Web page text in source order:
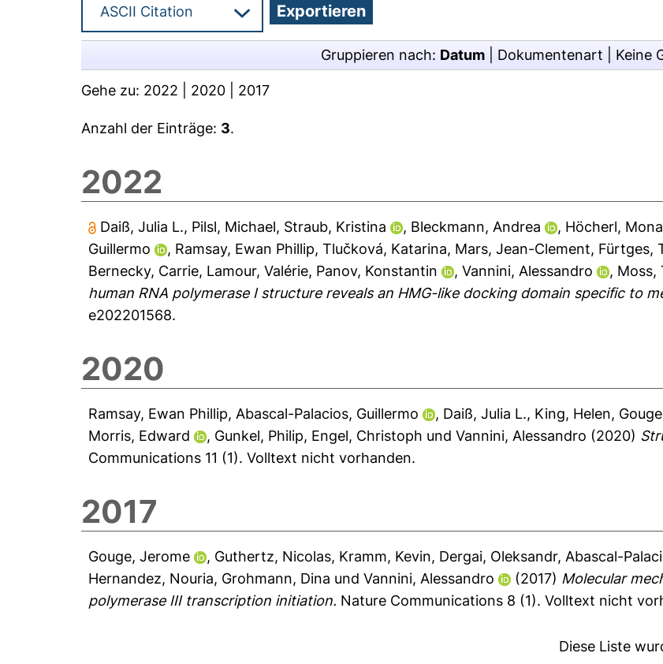
Gruppieren nach: Datum Dokumentenart Keine
Gehe zu: 2022 2020 2017
Anzahl der Einträge: 3.
2022
Daiß, Julia L., Pilsl, Michael, Straub, Kristina , Bleckmann, Andrea , Höcherl, Mona
Guillermo
, Ramsay, Ewan Phillip,Tlučková, Katarina, Mars, Jean-Clement, Fürtges,
Bernecky, Carrie, Lamour, Valérie, Panov, Konstantin ,Vannini, Alessandro , Moss,
human RNA polymerase I structure reveals an HMG-like docking domain specific to
e202201568.
2020
Ramsay, Ewan Phillip, Abascal-Palacios, Guillermo , Daiß, Julia L., King, Helen,
Morris, Edward
, Gunkel, Philip, Engel, Christoph undVannini, Alessandro (2020)
Communications 11 (1).Volltext nicht vorhanden.
2017
Gouge, Jerome , Guthertz, Nicolas, Kramm, Kevin, Dergai, Oleksandr, Abascal-
Hernandez, Nouria, Grohmann, Dina undVannini, Alessandro (2017) Molecular
polymerase III transcription initiation. Nature Communications 8 (1).Volltext nicht
Diese Liste